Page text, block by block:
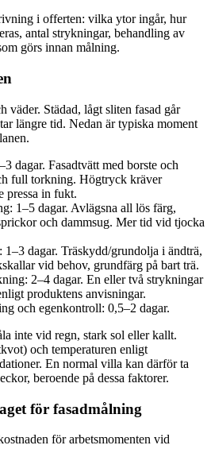
i offerten: vilka ytor ingår, hur
antal strykningar, behandling av
görs innan målning.
väder. Städad, lågt sliten fasad går
längre tid. Nedan är typiska moment
dagar. Fasadtvätt med borste och
full torkning. Högtryck kräver
pressa in fukt.
1–5 dagar. Avlägsna all lös färg,
och dammsug. Mer tid vid tjocka
dagar. Träskydd/grundolja i ändträ,
vid behov, grundfärg på bart trä.
2–4 dagar. En eller två strykningar
produktens anvisningar.
och egenkontroll: 0,5–2 dagar.
inte vid regn, stark sol eller kallt.
och temperaturen enligt
En normal villa kan därför ta
beroende på dessa faktorer.
för fasadmålning
för arbetsmomenten vid